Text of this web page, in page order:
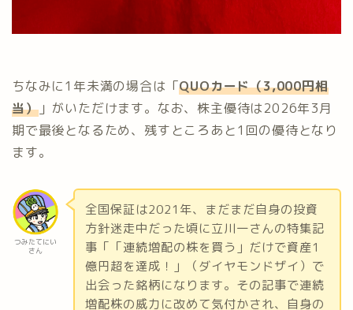
ちなみに1年未満の場合は「QUOカード（3,000円相
当）」がいただけます。なお、株主優待は2026年3月
期で最後となるため、残すところあと1回の優待となり
ます。
つみたてにい
さん
全国保証は2021年、まだまだ自身の投資
方針迷走中だった頃に立川一さんの特集記
事「「連続増配の株を買う」だけで資産1
億円超を達成！」（ダイヤモンドザイ）で
出会った銘柄になります。その記事で連続
増配株の威力に改めて気付かされ、自身の